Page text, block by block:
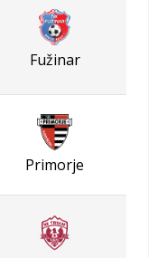
Fužinar
Primorje